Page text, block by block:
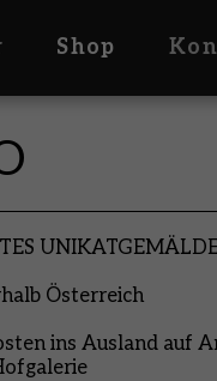
Shop
Österreich
ins Ausland auf